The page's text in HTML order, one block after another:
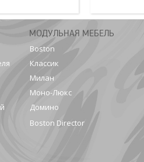
МОДУЛЬНАЯ МЕБЕЛЬ
Boston
Классик
Милан
Моно-Люкс
Домино
Boston Director